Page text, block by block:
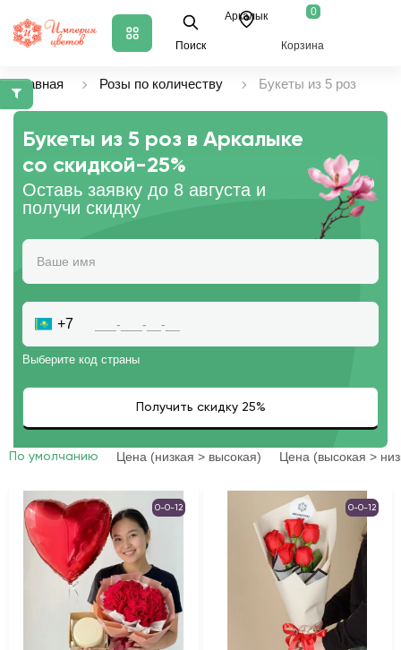
Поиск
Аркалык 0
Корзина
Главная Розы по количеству Букеты из 5 роз
Букеты из 5 роз в Аркалыке
со скидкой-25%
Оставь заявку до 8 августа и
получи скидку
+7
Выберите код страны
По умолчанию Цена (низкая > высокая) Цена (высокая >
0-0-12 0-0-12